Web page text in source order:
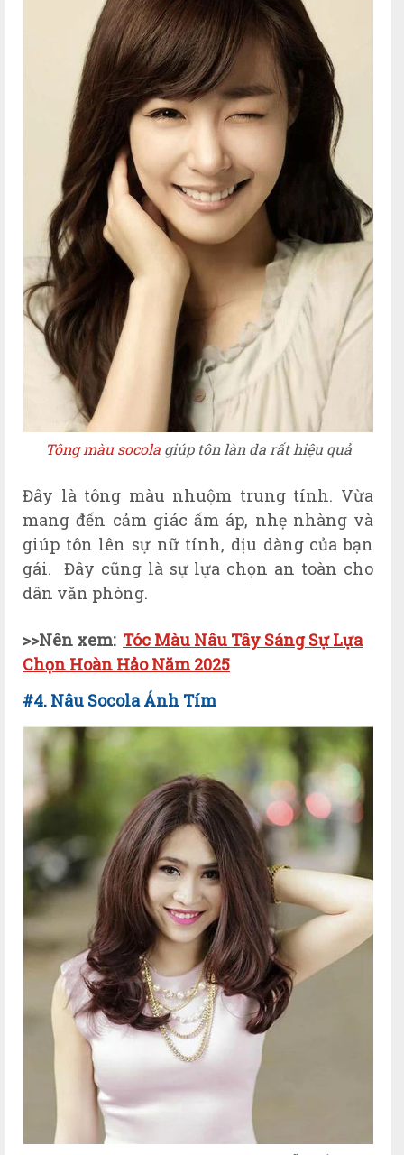
Tông màu socolagiúp tôn làn da rất hiệu quả
Đây là tông màu nhuộm trung tính. Vừa
mang đến cảm giác ấm áp, nhẹ nhàng và
giúp tôn lên sự nữ tính, dịu dàng của bạn
gái. Đây cũng là sự lựa chọn an toàn cho
dân văn phòng.
>>Nên xem: Tóc Màu Nâu Tây Sáng Sự Lựa
Chọn Hoàn Hảo Năm 2025
#4. Nâu Socola Ánh Tím